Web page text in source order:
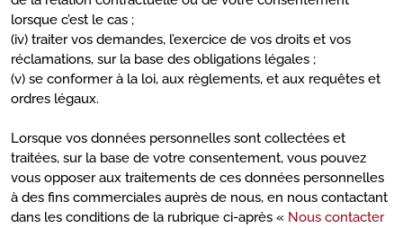
lorsque c’est le cas ;
(iv) traiter vos demandes, l’exercice de vos droits et vos
réclamations, sur la base des obligations légales ;
(v) se conformer à la loi, aux règlements, et aux requêtes et
ordres légaux.
Lorsque vos données personnelles sont collectées et
traitées, sur la base de votre consentement, vous pouvez
vous opposer aux traitements de ces données personnelles
à des fins commerciales auprès de nous, en nous contactant
dans les conditions de la rubrique ci-après « Nous contacter